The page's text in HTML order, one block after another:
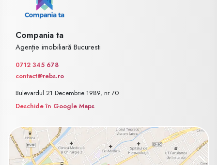
Compania ta
Agenție imobiliară Bucuresti
0712 345 678
contact@rebs.ro
Bulevardul 21 Decembrie 1989, nr 70
Deschide în Google Maps